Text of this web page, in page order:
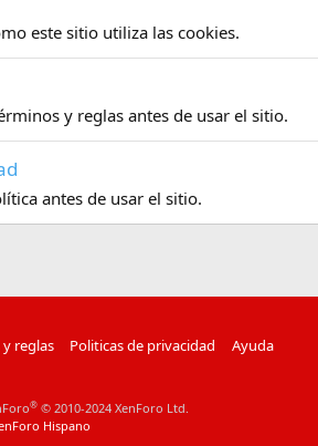
este sitio utiliza las cookies.
y reglas antes de usar el sitio.
antes de usar el sitio.
reglas Politicas de privacidad
Ayuda
® © 2010-2024 XenForo Ltd.
Hispano